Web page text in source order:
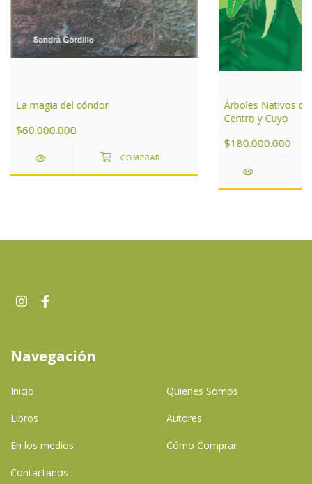
La magia del cóndor
$60.000.000
Árboles Nativos
Centro y Cuyo
$180.000.000
Navegación
Inicio Quienes Somos
Libros Autores
En los medios Cómo Comprar
Contactanos